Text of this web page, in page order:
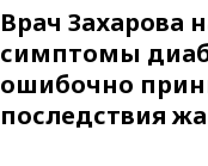
Врач Захарова
симптомы
ошибочно
последствия